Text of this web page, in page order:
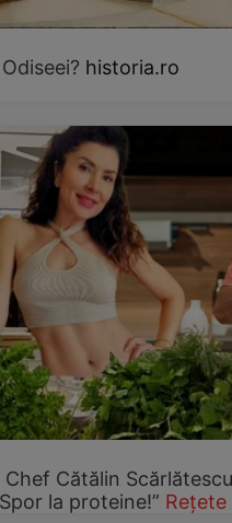
historia.ro
Cătălin
la proteine!” Rețete